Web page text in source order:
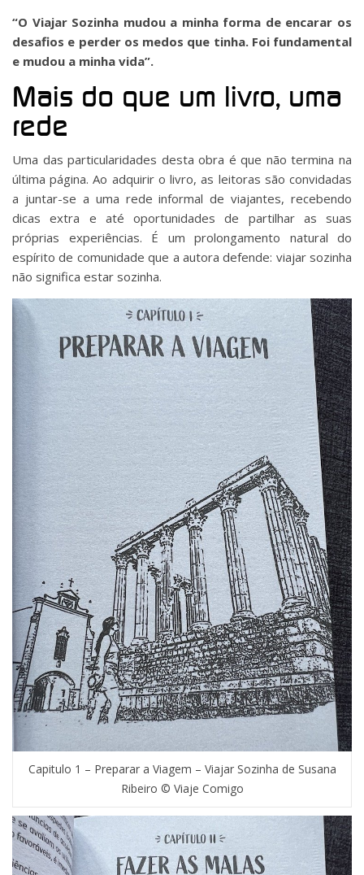
“O Viajar Sozinha mudou a minha forma de encarar os
desafios e perder os medos que tinha. Foi fundamental
e mudou a minha vida”.
Mais do que um livro, uma
rede
Uma das particularidades desta obra é que não termina na
última página. Ao adquirir o livro, as leitoras são convidadas
a juntar-se a uma rede informal de viajantes, recebendo
dicas extra e até oportunidades de partilhar as suas
próprias experiências. É um prolongamento natural do
espírito de comunidade que a autora defende: viajar sozinha
não significa estar sozinha.
Capitulo 1 – Preparar a Viagem – Viajar Sozinha de Susana
Ribeiro © Viaje Comigo